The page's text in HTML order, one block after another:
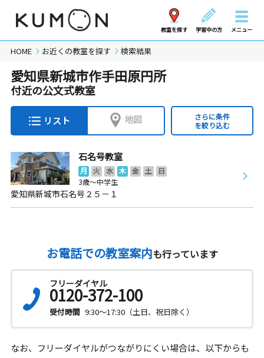
教室を探す 学習中の方 メニュー
HOME お近くの教室を探す 検索結果
愛知県新城市作手田原円所
付近の公文式教室
リスト 地図
さらに条件
を絞り込む
石名号教室
月 火 水 木 金 土
日
3歳～中学生
愛知県新城市石名号２５－１
お電話での教室案内も行っています
フリーダイヤル
0120-372-100
受付時間 9:30～17:30（土日、祝日除く）
なお、フリーダイヤルがつながりにくい場合は、以下からも